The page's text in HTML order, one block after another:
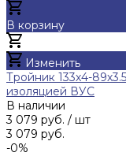
В корзину
Изменить
Тройник 133х4-
изоляцией ВУС
В наличии
3 079 руб. / шт
3 079 руб.
-0%